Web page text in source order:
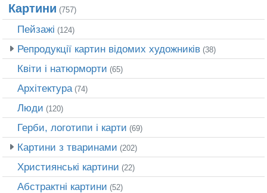
Картини (757)
Пейзажі (124)
Репродукції картин відомих художників (38)
Квіти і натюрморти (65)
Архітектура (74)
Люди (120)
Герби, логотипи і карти (69)
Картини з тваринами (202)
Християнські картини (22)
Абстрактні картини (52)